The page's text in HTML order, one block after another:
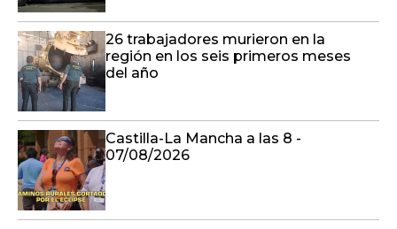
26 trabajadores murieron en la
región en los seis primeros meses
del año
Castilla-La Mancha a las 8 -
07/08/2026